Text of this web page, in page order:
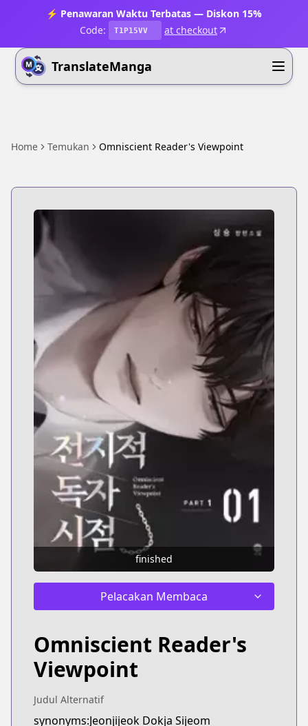
⚡ Penawaran Waktu Terbatas — Diskon 15%
Code:
T1P15VV at checkout
TranslateManga
Home Temukan Omniscient Reader's Viewpoint
finished
Pelacakan Membaca
Omniscient Reader's
Viewpoint
Judul Alternatif
synonyms:Jeonjijeok Dokja Sijeom